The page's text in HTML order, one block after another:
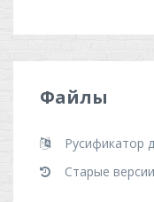
Файлы
Русификатор
Старые